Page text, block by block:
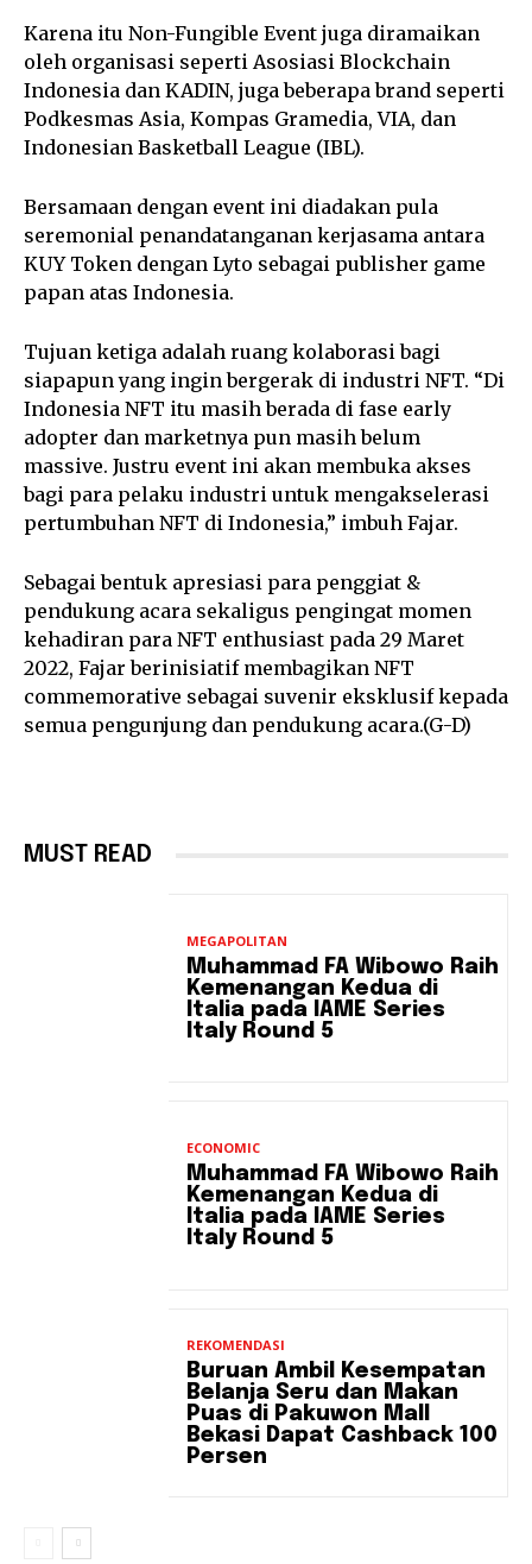
Karena itu Non-Fungible Event juga diramaikan
oleh organisasi seperti Asosiasi Blockchain
Indonesia dan KADIN, juga beberapa brand seperti
Podkesmas Asia, Kompas Gramedia, VIA, dan
Indonesian Basketball League (IBL).
Bersamaan dengan event ini diadakan pula
seremonial penandatanganan kerjasama antara
KUY Token dengan Lyto sebagai publisher game
papan atas Indonesia.
Tujuan ketiga adalah ruang kolaborasi bagi
siapapun yang ingin bergerak di industri NFT. “Di
Indonesia NFT itu masih berada di fase early
adopter dan marketnya pun masih belum
massive. Justru event ini akan membuka akses
bagi para pelaku industri untuk mengakselerasi
pertumbuhan NFT di Indonesia,” imbuh Fajar.
Sebagai bentuk apresiasi para penggiat &
pendukung acara sekaligus pengingat momen
kehadiran para NFT enthusiast pada 29 Maret
2022, Fajar berinisiatif membagikan NFT
commemorative sebagai suvenir eksklusif kepada
semua pengunjung dan pendukung acara.(G-D)
MUST READ
MEGAPOLITAN
Muhammad FA Wibowo Raih
Kemenangan Kedua di
Italia pada IAME Series
Italy Round 5
ECONOMIC
Muhammad FA Wibowo Raih
Kemenangan Kedua di
Italia pada IAME Series
Italy Round 5
REKOMENDASI
Buruan Ambil Kesempatan
Belanja Seru dan Makan
Puas di Pakuwon Mall
Bekasi Dapat Cashback 100
Persen